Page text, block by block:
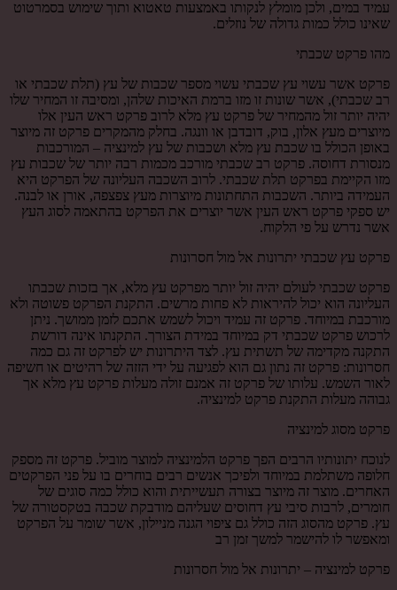
עמיד במים, ולכן מומלץ לנקותו באמצעות טאטוא ותוך שימוש בסמרטוט
שאינו כולל כמות גדולה של נוזלים.
מהו פרקט שכבתי
פרקט אשר עשוי עץ שכבתי עשוי מספר שכבות של עץ (תלת שכבתי או
רב שכבתי), אשר שונות זו מזו ברמת האיכות שלהן, ומסיבה זו המחיר שלו
יהיה יותר זול מהמחיר של פרקט עץ מלא לרוב פרקט ראש העין אלו
מיוצרים מעץ אלון, בוק, דובדבן או וונגה. בחלק מהמקרים פרקט זה מיוצר
באופן הכולל בו שכבת עץ מלא ושכבות של עץ למינציה – המורכבות
מנסורת דחוסה. פרקט רב שכבתי מורכב מכמות רבה יותר של שכבות עץ
מזו הקיימת בפרקט תלת שכבתי. לרוב השכבה העליונה של הפרקט היא
העמידה ביותר. השכבות התחתונות מיוצרות מעץ צפצפה, אורן או לבנה.
יש ספקי פרקט ראש העין אשר יוצרים את הפרקט בהתאמה לסוג העץ
אשר נדרש על פי הלקוח.
פרקט עץ שכבתי יתרונות אל מול חסרונות
פרקט שכבתי לעולם יהיה זול יותר מפרקט עץ מלא, אך בזכות שכבתו
העליונה הוא יכול להיראות לא פחות מרשים. התקנת הפרקט פשוטה ולא
מורכבת במיוחד. פרקט זה עמיד ויכול לשמש אתכם לזמן ממושך. ניתן
לרכוש פרקט שכבתי דק במיוחד במידת הצורך. התקנתו אינה דורשת
התקנה מקדימה של תשתית עץ. לצד היתרונות יש לפרקט זה גם כמה
חסרונות: פרקט זה נתון גם הוא לפגיעה על ידי הזזה של רהיטים או חשיפה
לאור השמש. עלותו של פרקט זה אמנם זולה מעלות פרקט עץ מלא אך
גבוהה מעלות התקנת פרקט למינציה.
פרקט מסוג למינציה
לנוכח יתונותיו הרבים הפך פרקט הלמינציה למוצר מוביל. פרקט זה מספק
חלופה משתלמת במיוחד ולפיכך אנשים רבים בוחרים בו על פני הפרקטים
האחרים. מוצר זה מיוצר בצורה תעשייתית והוא כולל כמה סוגים של
חומרים, לרבות סיבי עץ דחוסים שעליהם מודבקת שכבה בטקסטורה של
עץ. פרקט מהסוג הזה כולל גם ציפוי הגנה מניילון, אשר שומר על הפרקט
ומאפשר לו להישמר למשך זמן רב
פרקט למינציה – יתרונות אל מול חסרונות